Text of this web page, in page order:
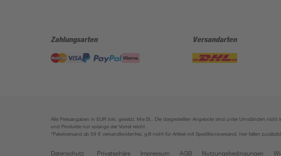
Zahlungsarten Versandarten
Alle Preisangaben in EUR inkl. gesetzl. MwSt.. Die dargestellten Angebote sind unter Umständen
und Produkte nur solange der Vorrat reicht.
*Paketversand ab 59 € versandkostenfrei, gilt nicht für Artikel mit Speditionsversand, hier fallen
Datenschutz Privatsphäre Impressum AGB Nutzungsbedingungen